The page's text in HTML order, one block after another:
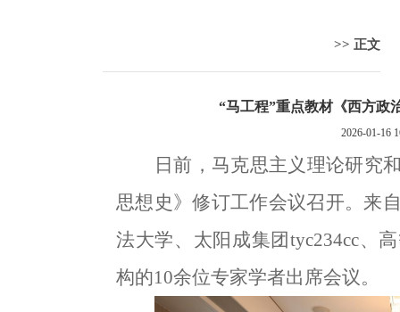
>> 正文
“马工程”重点教材《西方政
2026-01-16
日前，马克思主义理论研究
思想史》修订工作会议召开。来
法大学、太阳成集团tyc234cc、
构的10余位专家学者出席会议。